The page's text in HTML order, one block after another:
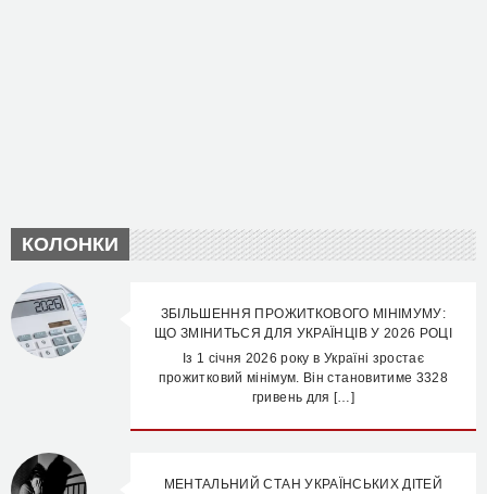
КОЛОНКИ
ЗБІЛЬШЕННЯ ПРОЖИТКОВОГО МІНІМУМУ:
ЩО ЗМІНИТЬСЯ ДЛЯ УКРАЇНЦІВ У 2026 РОЦІ
Із 1 січня 2026 року в Україні зростає
прожитковий мінімум. Він становитиме 3328
гривень для […]
МЕНТАЛЬНИЙ СТАН УКРАЇНСЬКИХ ДІТЕЙ